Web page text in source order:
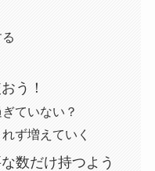
う！
ていない？
ず増えていく
数だけ持つよう